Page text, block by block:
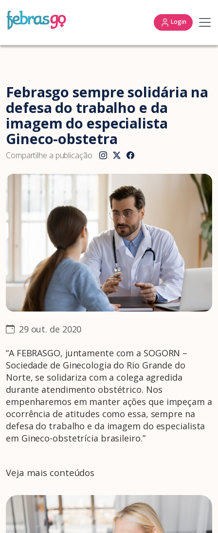
Login
Febrasgo sempre solidária na
defesa do trabalho e da
imagem do especialista
Gineco-obstetra
Compartilhe a publicação
29 out. de 2020
“A FEBRASGO, juntamente com a SOGORN –
Sociedade de Ginecologia do Rio Grande do
Norte, se solidariza com a colega agredida
durante atendimento obstétrico. Nos
empenharemos em manter ações que impeçam a
ocorrência de atitudes como essa, sempre na
defesa do trabalho e da imagem do especialista
em Gineco-obstetrícia brasileiro.”
Veja mais conteúdos